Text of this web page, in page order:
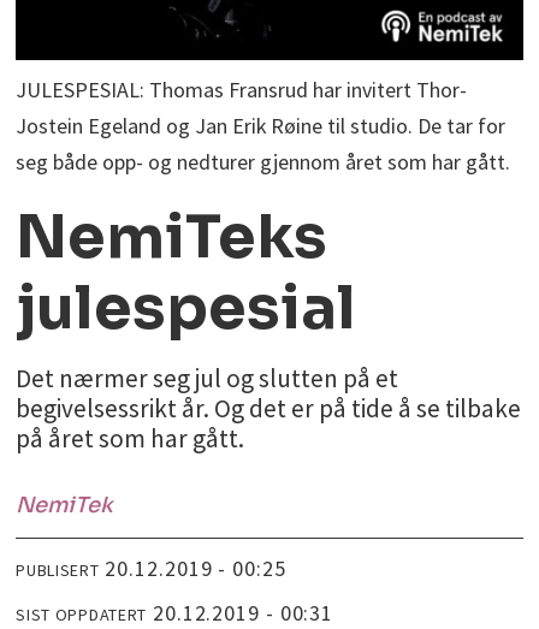
JULESPESIAL: Thomas Fransrud har invitert Thor-
Jostein Egeland og Jan Erik Røine til studio. De tar for
seg både opp- og nedturer gjennom året som har gått.
NemiTeks
julespesial
Det nærmer seg jul og slutten på et
begivelsessrikt år. Og det er på tide å se tilbake
på året som har gått.
NemiTek
PUBLISERT 20.12.2019 - 00:25
SIST OPPDATERT 20.12.2019 - 00:31